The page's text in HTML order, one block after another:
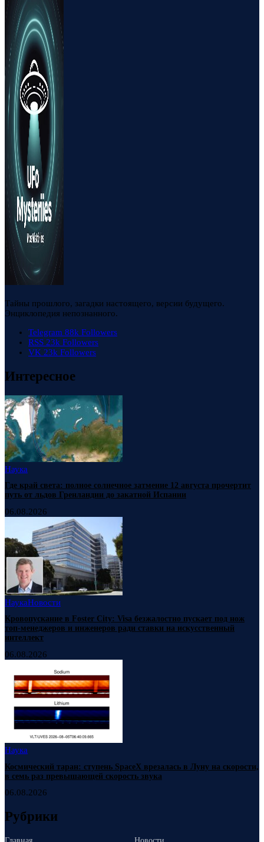
Тайны прошлого, загадки настоящего, версии будущего.
Энциклопедия непознанного.
Telegram 88k Followers
RSS 23k Followers
VK 23k Followers
Интересное
Наука
Где край света: полное солнечное затмение 12 августа прочертит
путь от льдов Гренландии до закатной Испании
06.08.2026
НаукаНовости
Кровопускание в Foster City: Visa безжалостно пускает под нож
топ-менеджеров и инженеров ради ставки на искусственный
интеллект
06.08.2026
Наука
Космический таран: ступень SpaceX врезалась в Луну на скорости,
в семь раз превышающей скорость звука
06.08.2026
Рубрики